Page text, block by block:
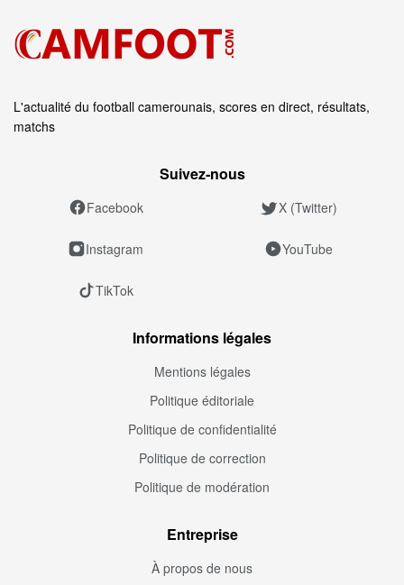
L'actualité du football camerounais, scores en direct, résultats,
matchs
Suivez‑nous
Facebook X (Twitter)
Instagram YouTube
TikTok
Informations légales
Mentions légales
Politique éditoriale
Politique de confidentialité
Politique de correction
Politique de modération
Entreprise
À propos de nous